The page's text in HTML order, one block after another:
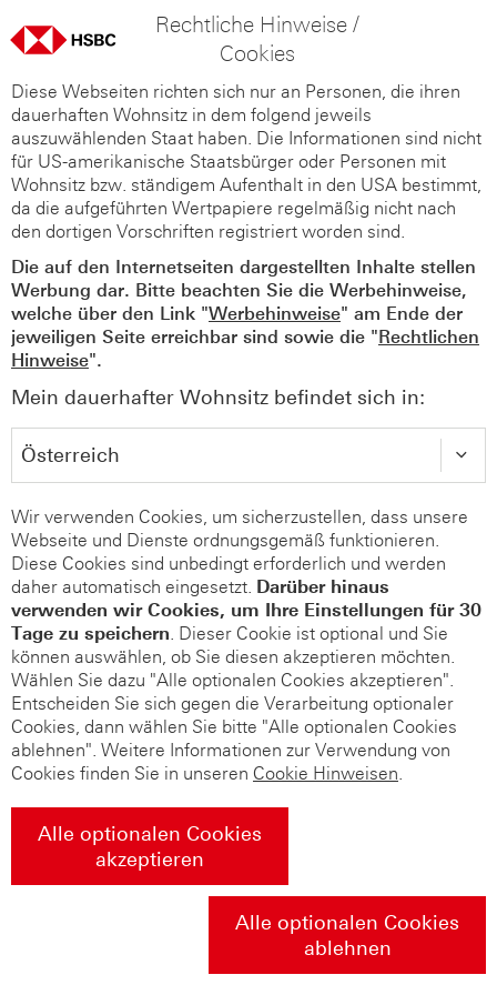
Rechtliche Hinweise /
Cookies
Diese Webseiten richten sich nur an Personen, die ihren
dauerhaften Wohnsitz in dem folgend jeweils
auszuwählenden Staat haben. Die Informationen sind nicht
für US-amerikanische Staatsbürger oder Personen mit
Wohnsitz bzw. ständigem Aufenthalt in den USA bestimmt,
da die aufgeführten Wertpapiere regelmäßig nicht nach
den dortigen Vorschriften registriert worden sind.
Die auf den Internetseiten dargestellten Inhalte stellen
Werbung dar. Bitte beachten Sie die Werbehinweise,
welche über den Link "Werbehinweise" am Ende der
jeweiligen Seite erreichbar sind sowie die "Rechtlichen
Hinweise".
Mein dauerhafter Wohnsitz befindet sich in:
Wir verwenden Cookies, um sicherzustellen, dass unsere
Webseite und Dienste ordnungsgemäß funktionieren.
Diese Cookies sind unbedingt erforderlich und werden
daher automatisch eingesetzt. Darüber hinaus
verwenden wir Cookies, um Ihre Einstellungen für 30
Tage zu speichern. Dieser Cookie ist optional und Sie
können auswählen, ob Sie diesen akzeptieren möchten.
Wählen Sie dazu "Alle optionalen Cookies akzeptieren".
Entscheiden Sie sich gegen die Verarbeitung optionaler
Cookies, dann wählen Sie bitte "Alle optionalen Cookies
ablehnen". Weitere Informationen zur Verwendung von
Cookies finden Sie in unseren Cookie Hinweisen.
Alle optionalen Cookies
akzeptieren
Alle optionalen Cookies
ablehnen